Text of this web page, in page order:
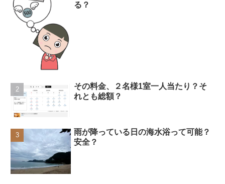
る？
その料金、２名様1室一人当たり？そ
れとも総額？
雨が降っている日の海水浴って可能？
安全？